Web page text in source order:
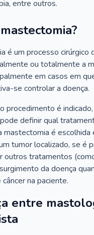
entre outros.
é um processo cirúrgico
ou totalmente a
em casos em
se controlar a doença.
procedimento é
definir qual
mastectomia é escolhida
tumor localizado, se é
outros tratamentos
da doença
na paciente.
entre